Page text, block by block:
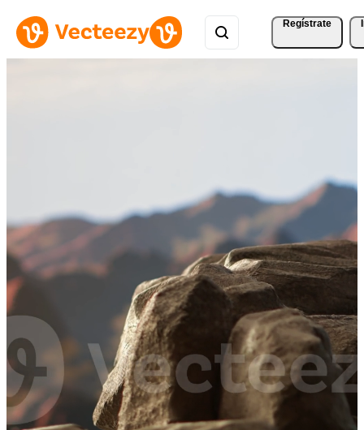
Regístrate